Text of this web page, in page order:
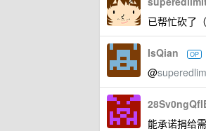
已帮忙砍了
IsQian OP
@
能承诺捐给